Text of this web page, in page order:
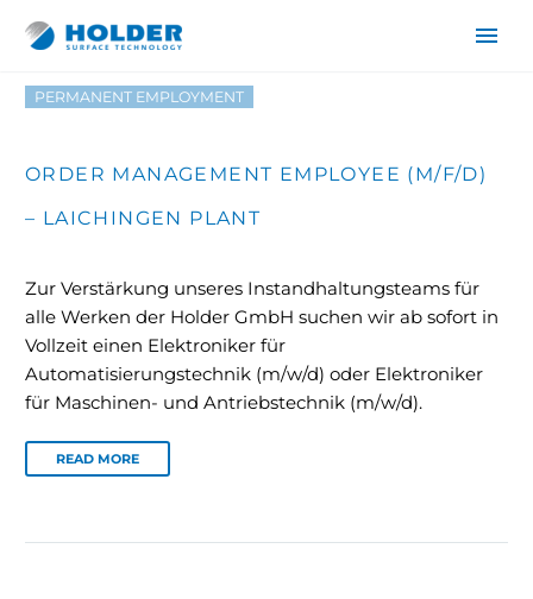
DE
EN
PERMANENT EMPLOYMENT
ORDER MANAGEMENT EMPLOYEE (M/F/D)
– LAICHINGEN PLANT
Zur Verstärkung unseres Instandhaltungsteams für
alle Werken der Holder GmbH suchen wir ab sofort in
Vollzeit einen Elektroniker für
Automatisierungstechnik (m/w/d) oder Elektroniker
für Maschinen- und Antriebstechnik (m/w/d).
READ MORE